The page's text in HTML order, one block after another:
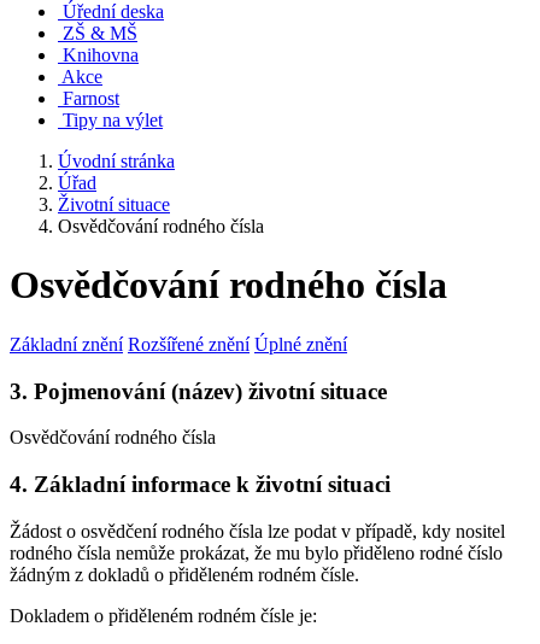
Úřední deska
ZŠ & MŠ
Knihovna
Akce
Farnost
Tipy na výlet
Úvodní stránka
Úřad
Životní situace
Osvědčování rodného čísla
Osvědčování rodného čísla
Základní znění Rozšířené znění Úplné znění
3. Pojmenování (název) životní situace
Osvědčování rodného čísla
4. Základní informace k životní situaci
Žádost o osvědčení rodného čísla lze podat v případě, kdy nositel
rodného čísla nemůže prokázat, že mu bylo přiděleno rodné číslo
žádným z dokladů o přiděleném rodném čísle.
Dokladem o přiděleném rodném čísle je: